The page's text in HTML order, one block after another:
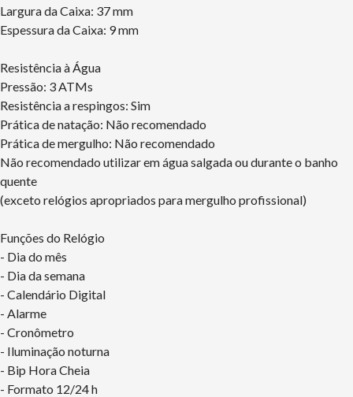
Largura da Caixa: 37 mm
Espessura da Caixa: 9 mm
Resistência à Água
Pressão: 3 ATMs
Resistência a respingos: Sim
Prática de natação: Não recomendado
Prática de mergulho: Não recomendado
Não recomendado utilizar em água salgada ou durante o banho
quente
(exceto relógios apropriados para mergulho profissional)
Funções do Relógio
- Dia do mês
- Dia da semana
- Calendário Digital
- Alarme
- Cronômetro
- Iluminação noturna
- Bip Hora Cheia
- Formato 12/24 h